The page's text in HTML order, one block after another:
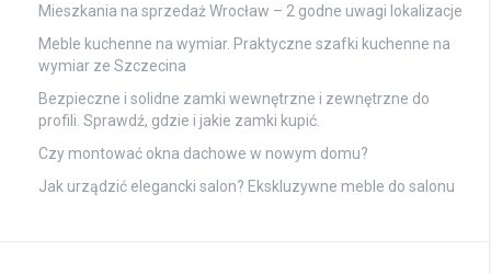
Mieszkania na sprzedaż Wrocław – 2 godne uwagi lokalizacje
Meble kuchenne na wymiar. Praktyczne szafki kuchenne na
wymiar ze Szczecina
Bezpieczne i solidne zamki wewnętrzne i zewnętrzne do
profili. Sprawdź, gdzie i jakie zamki kupić.
Czy montować okna dachowe w nowym domu?
Jak urządzić elegancki salon? Ekskluzywne meble do salonu